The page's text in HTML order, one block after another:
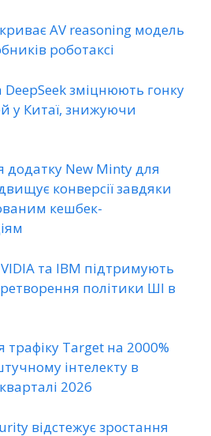
AV reasoning модель
роботаксі
зміцнюють гонку
у Китаї, знижуючи
додатку New Minty для
конверсії завдяки
кешбек-
та IBM підтримують
політики ШІ в
трафіку Target на 2000%
інтелекту в
2026
відстежує зростання